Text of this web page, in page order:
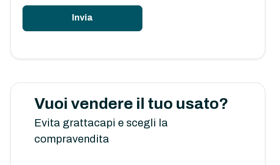
Invia
Vuoi vendere il tuo usato?
Evita grattacapi e scegli la
compravendita